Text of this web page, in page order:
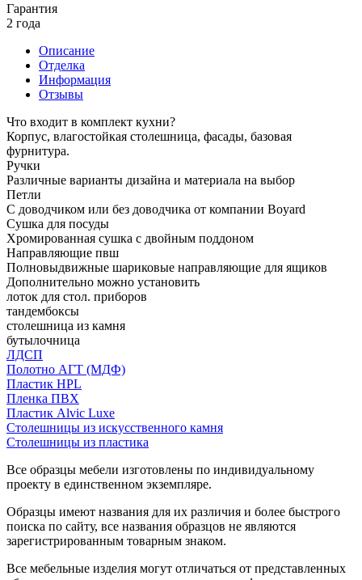
Гарантия
2 года
Описание
Отделка
Информация
Отзывы
Что входит в комплект кухни?
Корпус, влагостойкая столешница, фасады, базовая
фурнитура.
Ручки
Различные варианты дизайна и материала на выбор
Петли
С доводчиком или без доводчика от компании Boyard
Сушка для посуды
Хромированная сушка с двойным поддоном
Направляющие пвш
Полновыдвижные шариковые направляющие для ящиков
Дополнительно можно установить
лоток для стол. приборов
тандембоксы
столешница из камня
бутылочница
ЛДСП
Полотно АГТ (МДФ)
Пластик HPL
Пленка ПВХ
Пластик Alvic Luxe
Столешницы из искусственного камня
Столешницы из пластика
Все образцы мебели изготовлены по индивидуальному
проекту в единственном экземпляре.
Образцы имеют названия для их различия и более быстрого
поиска по сайту, все названия образцов не являются
зарегистрированным товарным знаком.
Все мебельные изделия могут отличаться от представленных